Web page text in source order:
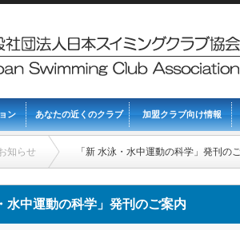
ン あなたの近くのクラブ 加盟クラブ向け情報
知らせ 「新 水泳・水中運動の科学」発刊の
水中運動の科学」発刊のご案内